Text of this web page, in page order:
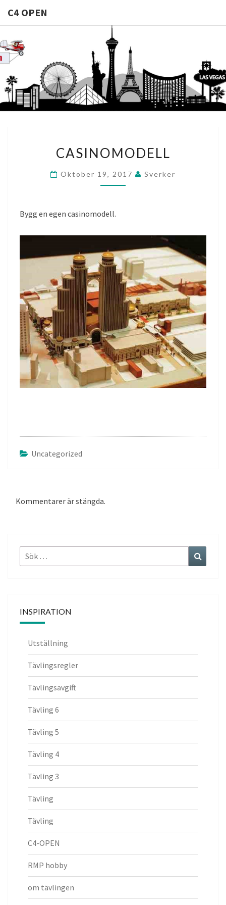
C4 OPEN
C4
OPEN
Allt Du
Behöver Veta
Om
Casinomodeller
CASINOMODELL
Oktober 19, 2017 Sverker
Bygg en egen casinomodell.
Uncategorized
Kommentarer är stängda.
Sök
efter:
INSPIRATION
Utställning
Tävlingsregler
Tävlingsavgift
Tävling 6
Tävling 5
Tävling 4
Tävling 3
Tävling
Tävling
C4-OPEN
RMP hobby
om tävlingen